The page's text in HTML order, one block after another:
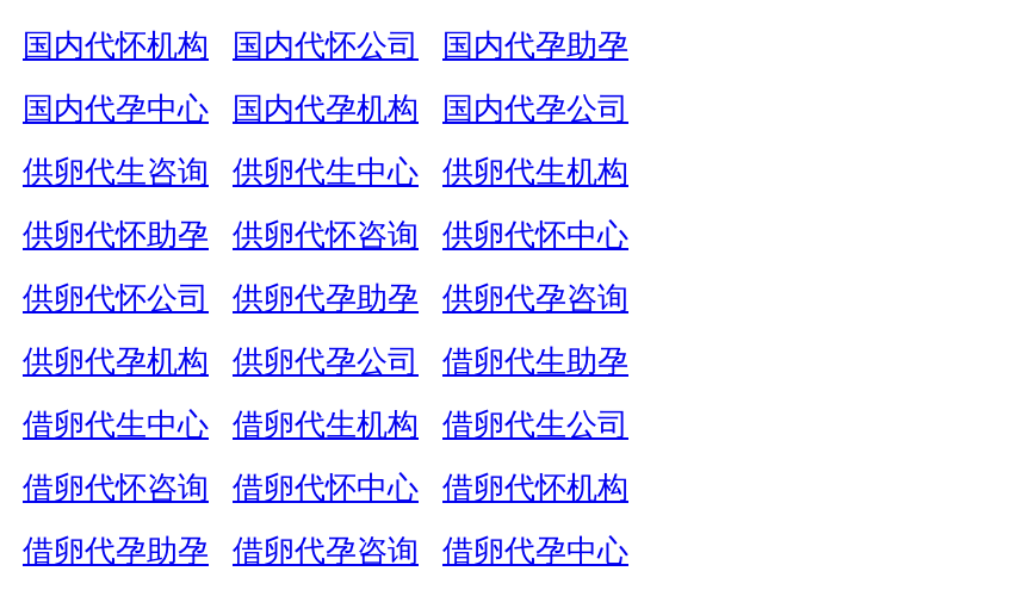
国内代怀机构 国内代怀公司
国内代孕助孕
国内代孕中心 国内代孕机构
国内代孕公司
供卵代生咨询 供卵代生中心
供卵代生机构
供卵代怀助孕 供卵代怀咨询
供卵代怀中心
供卵代怀公司 供卵代孕助孕
供卵代孕咨询
供卵代孕机构 供卵代孕公司
借卵代生助孕
借卵代生中心 借卵代生机构
借卵代生公司
借卵代怀咨询 借卵代怀中心
借卵代怀机构
借卵代孕助孕 借卵代孕咨询
借卵代孕中心